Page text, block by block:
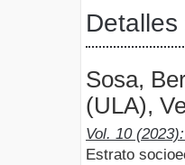
Sosa,
(ULA),
Vol. 10
Estrato